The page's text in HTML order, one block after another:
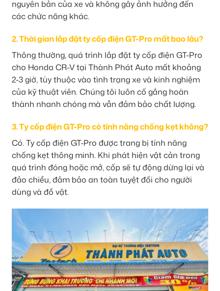
nguyên bản của xe và không gây ảnh hưởng đến
các chức năng khác.
2. Thời gian lắp đặt ty cốp điện GT-Pro mất bao lâu?
Thông thường, quá trình lắp đặt ty cốp điện GT-Pro
cho Honda CR-V tại Thành Phát Auto mất khoảng
2-3 giờ, tùy thuộc vào tình trạng xe và kinh nghiệm
của kỹ thuật viên. Chúng tôi luôn cố gắng hoàn
thành nhanh chóng mà vẫn đảm bảo chất lượng.
3. Ty cốp điện GT-Pro có tính năng chống kẹt không?
Có. Ty cốp điện GT-Pro được trang bị tính năng
chống kẹt thông minh. Khi phát hiện vật cản trong
quá trình đóng hoặc mở, cốp sẽ tự động dừng lại và
đảo chiều, đảm bảo an toàn tuyệt đối cho người
dùng và đồ vật.